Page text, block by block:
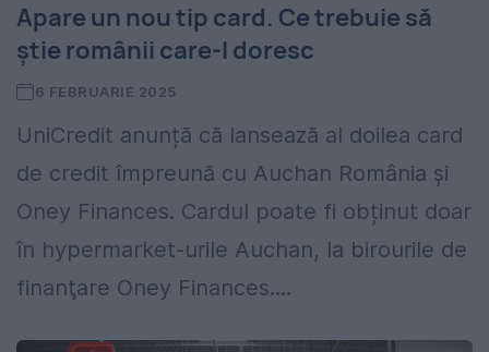
Apare un nou tip card. Ce trebuie să
știe românii care-l doresc
6 FEBRUARIE 2025
UniCredit anunță că lansează al doilea card
de credit împreună cu Auchan România și
Oney Finances. Cardul poate fi obținut doar
în hypermarket-urile Auchan, la birourile de
finanţare Oney Finances....